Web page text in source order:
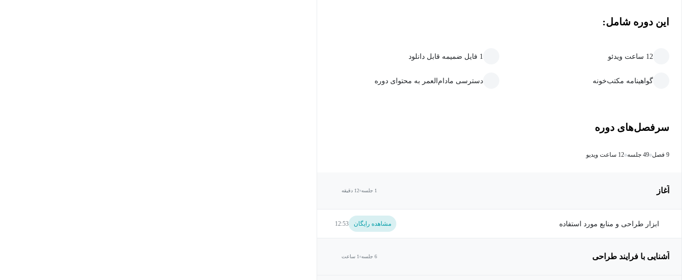
این دوره شامل:
12 ساعت ویدئو 1 فایل ضمیمه قابل دانلود
گواهینامه مکتب‌خونه دسترسی مادام‌العمر به محتوای دوره
سرفصل‌های دوره
9 فصل 49 جلسه 12 ساعت ویدیو
آغاز 1 جلسه 12 دقیقه
ابزار طراحی و منابع مورد استفاده مشاهده رایگان 12:53
آشنایی با فرایند طراحی 6 جلسه 1 ساعت